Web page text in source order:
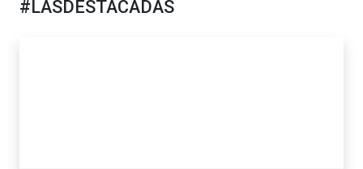
#LASDESTACADAS